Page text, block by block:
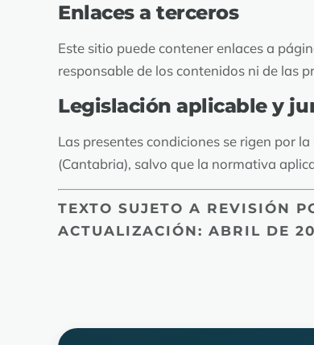
Enlaces a terceros
Este sitio puede contener enlaces a
responsable de los contenidos ni de las
Legislación aplicable y
Las presentes condiciones se rigen por
(Cantabria), salvo que la normativa
TEXTO SUJETO A REVISIÓN
ACTUALIZACIÓN: ABRIL DE